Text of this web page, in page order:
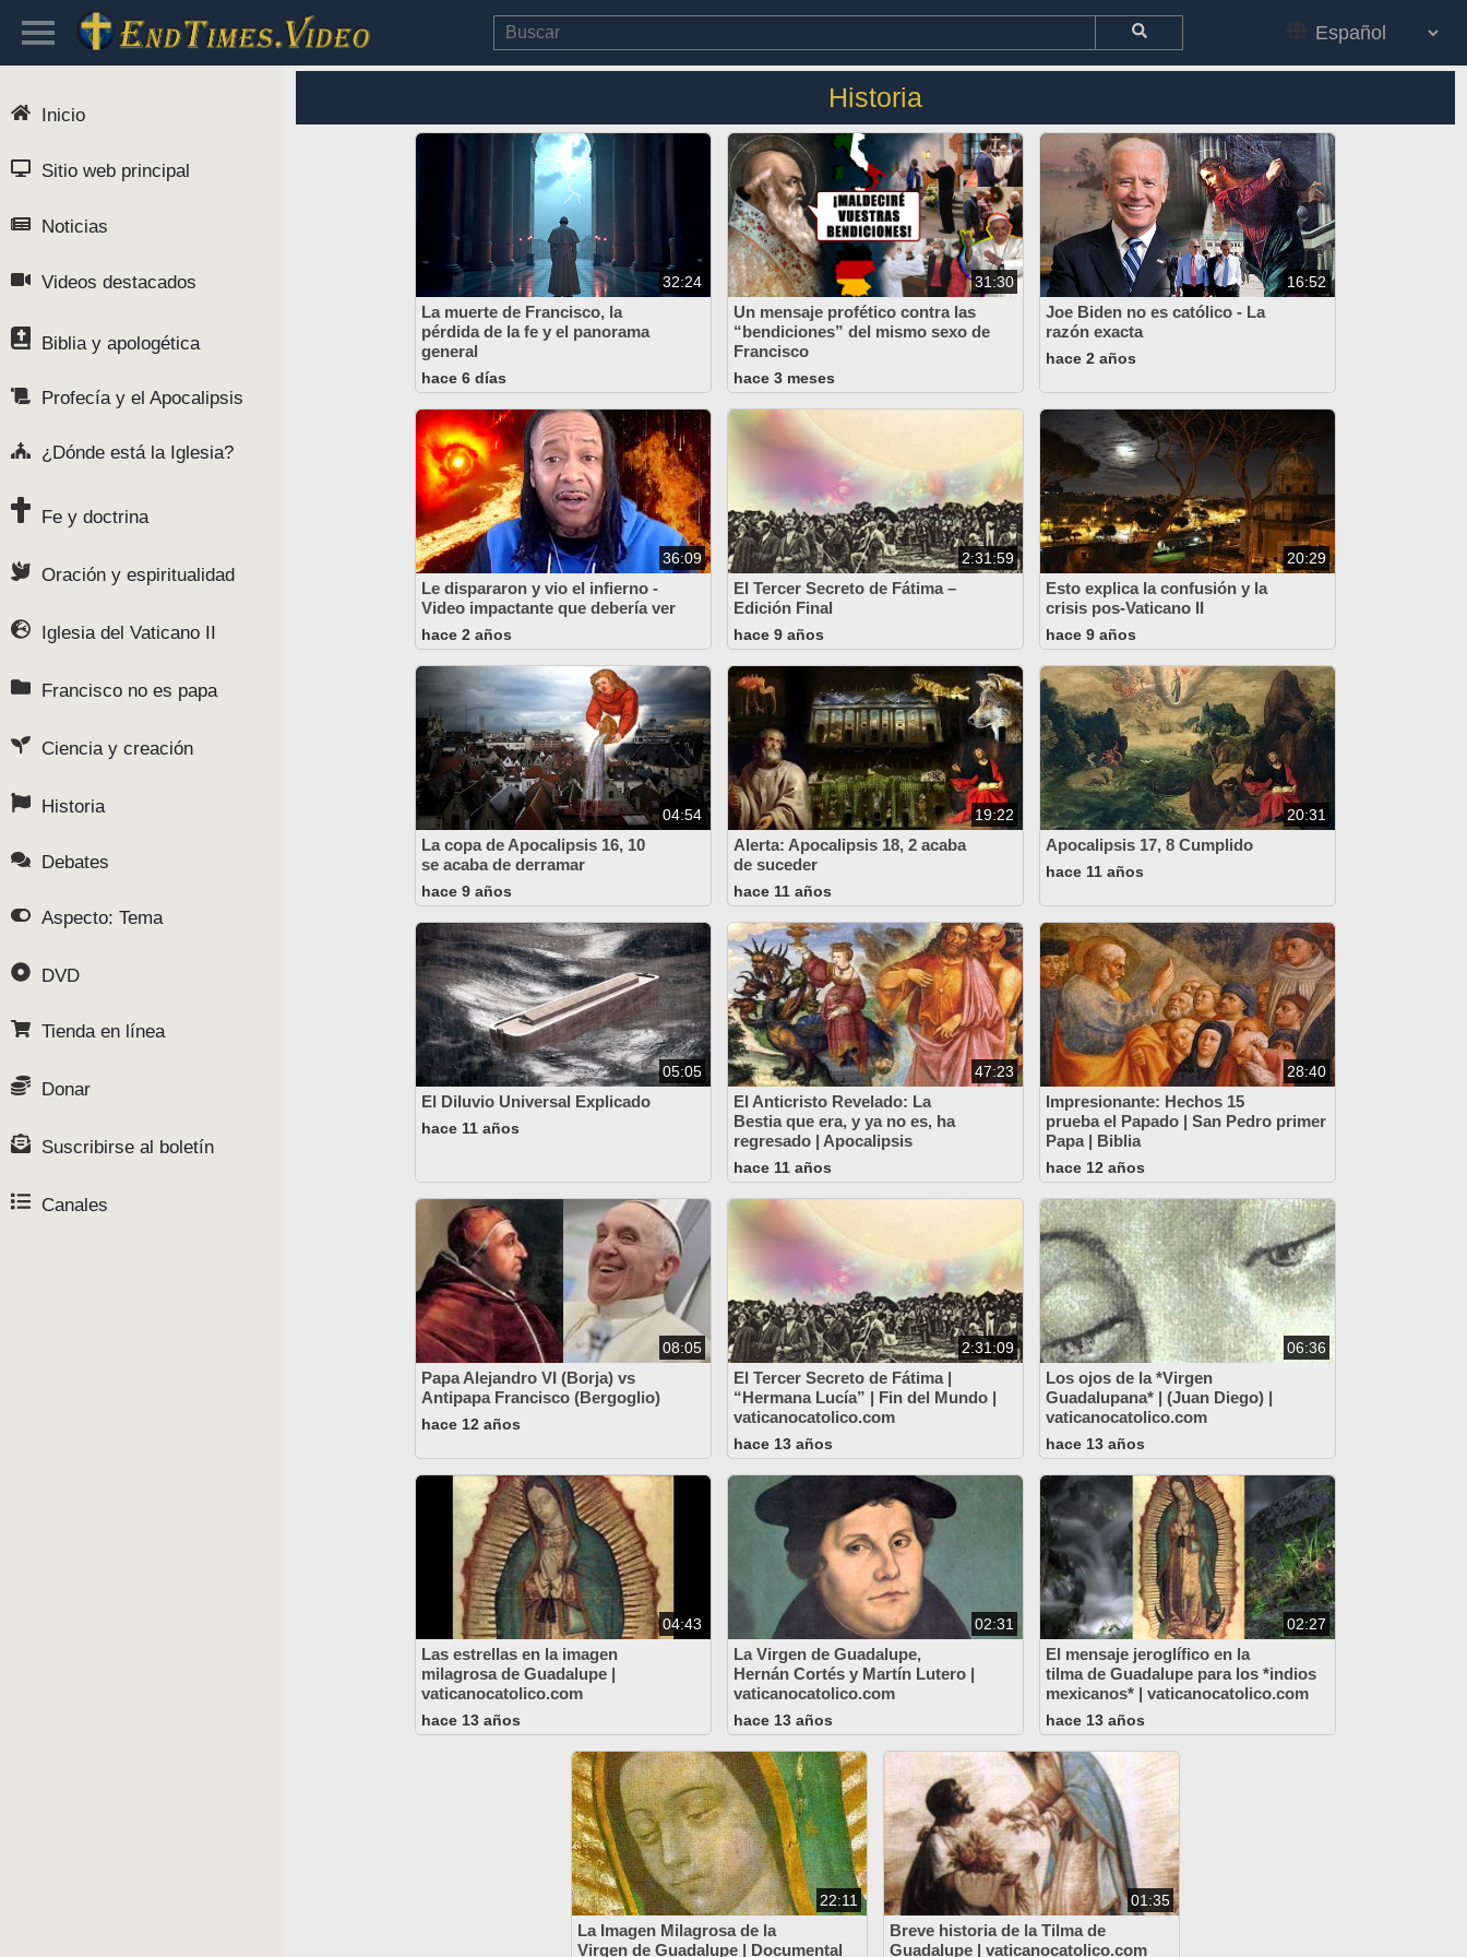
Historia
32:24
La muerte de Francisco, la
pérdida de la fe y el panorama
general
hace 6 días
31:30
Un mensaje profético contra las
“bendiciones” del mismo sexo de
Francisco
hace 3 meses
16:52
Joe Biden no es católico - La
razón exacta
hace 2 años
36:09
Le dispararon y vio el infierno -
Video impactante que debería ver
hace 2 años
2:31:59
El Tercer Secreto de Fátima –
Edición Final
hace 9 años
20:29
Esto explica la confusión y la
crisis pos-Vaticano II
hace 9 años
04:54
La copa de Apocalipsis 16, 10
se acaba de derramar
hace 9 años
19:22
Alerta: Apocalipsis 18, 2 acaba
de suceder
hace 11 años
20:31
Apocalipsis 17, 8 Cumplido
hace 11 años
05:05
El Diluvio Universal Explicado
hace 11 años
47:23
El Anticristo Revelado: La
Bestia que era, y ya no es, ha
regresado | Apocalipsis
hace 11 años
28:40
Impresionante: Hechos 15
prueba el Papado | San Pedro primer
Papa | Biblia
hace 12 años
08:05
Papa Alejandro VI (Borja) vs
Antipapa Francisco (Bergoglio)
hace 12 años
2:31:09
El Tercer Secreto de Fátima |
“Hermana Lucía” | Fin del Mundo |
vaticanocatolico.com
hace 13 años
06:36
Los ojos de la *Virgen
Guadalupana* | (Juan Diego) |
vaticanocatolico.com
hace 13 años
04:43
Las estrellas en la imagen
milagrosa de Guadalupe |
vaticanocatolico.com
hace 13 años
02:31
La Virgen de Guadalupe,
Hernán Cortés y Martín Lutero |
vaticanocatolico.com
hace 13 años
02:27
El mensaje jeroglífico en la
tilma de Guadalupe para los *indios
mexicanos* | vaticanocatolico.com
hace 13 años
22:11
La Imagen Milagrosa de la
Virgen de Guadalupe | Documental
01:35
Breve historia de la Tilma de
Guadalupe | vaticanocatolico.com
Inicio
Sitio web principal
Noticias
Videos destacados
Biblia y apologética
Profecía y el Apocalipsis
¿Dónde está la Iglesia?
Fe y doctrina
Oración y espiritualidad
Iglesia del Vaticano II
Francisco no es papa
Ciencia y creación
Historia
Debates
Aspecto: Tema
DVD
Tienda en línea
Donar
Suscribirse al boletín
Canales